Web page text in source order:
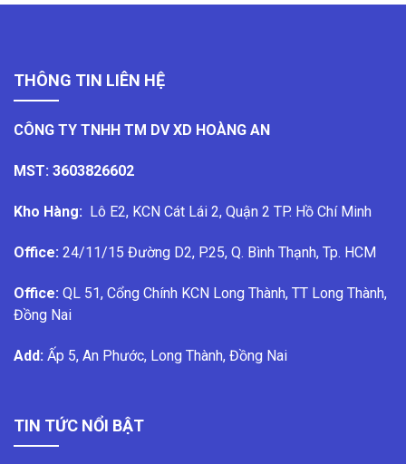
THÔNG TIN LIÊN HỆ
CÔNG TY TNHH TM DV XD HOÀNG AN
MST: 3603826602
Kho Hàng: Lô E2, KCN Cát Lái 2, Quận 2 TP. Hồ Chí Minh
Office: 24/11/15 Đường D2, P.25, Q. Bình Thạnh, Tp. HCM
Office: QL 51, Cổng Chính KCN Long Thành, TT Long Thành,
Đồng Nai
Add: Ấp 5, An Phước, Long Thành, Đồng Nai
TIN TỨC NỔI BẬT